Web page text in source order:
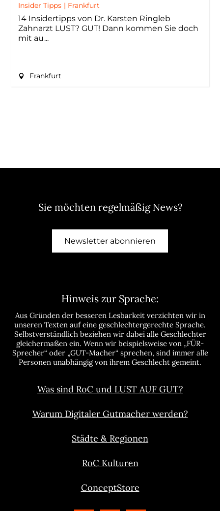
Insider Tipps | Frankfurt
14 Insidertipps von Dr. Karsten Ringleb
Zahnarzt LUST? GUT! Dann kommen Sie doch
mit au
Frankfurt
Sie möchten regelmäßig News?
Newsletter abonnieren
Hinweis zur Sprache:
Aus Gründen der besseren Lesbarkeit verzichten wir in
unseren Texten auf eine geschlechtergerechte Sprache.
Selbstverständlich beziehen wir dabei alle Geschlechter
gleichermaßen ein. Wenn wir beispielsweise von „FÜR-
Sprecher“ oder „GUT-Macher“ sprechen, sind immer alle
Personen unabhängig von ihrem Geschlecht gemeint.
Was sind RoC und LUST AUF GUT?
Warum Digitaler Gutmacher werden?
Städte & Regionen
RoC Kulturen
ConceptStore